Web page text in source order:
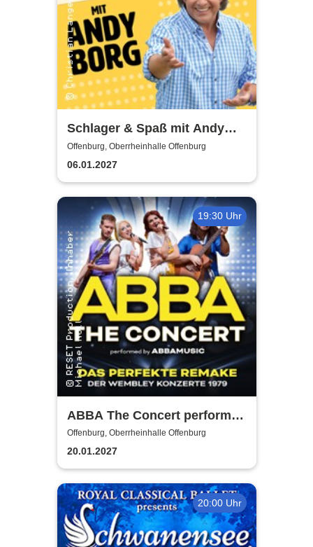
Schlager & Spaß mit Andy
Borg und Gästen
Offenburg, Oberrheinhalle Offenburg
06.01.2027
19:30 Uhr
ABBA The Concert performed
by ABBAMUSIC
Offenburg, Oberrheinhalle Offenburg
20.01.2027
20:00 Uhr